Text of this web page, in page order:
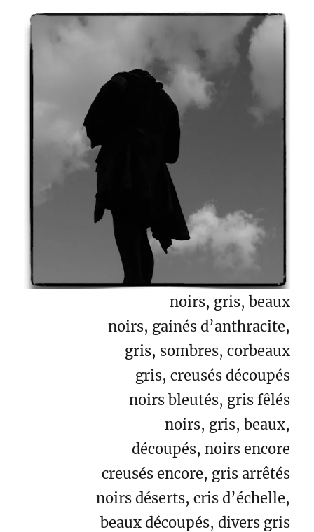
noirs, gris, beaux
noirs, gainés d’anthracite,
gris, sombres, corbeaux
gris, creusés découpés
noirs bleutés, gris fêlés
noirs, gris, beaux,
découpés, noirs encore
creusés encore, gris arrêtés
noirs déserts, cris d’échelle,
beaux découpés, divers gris